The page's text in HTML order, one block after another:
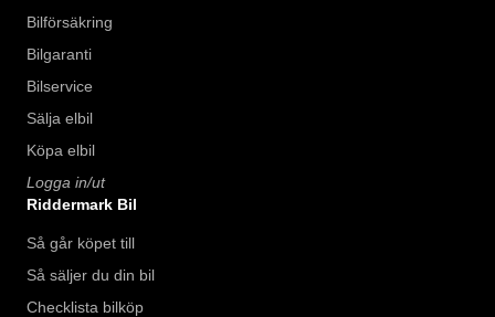
Bilförsäkring
Bilgaranti
Bilservice
Sälja elbil
Köpa elbil
Logga in/ut
Riddermark Bil
Så går köpet till
Så säljer du din bil
Checklista bilköp